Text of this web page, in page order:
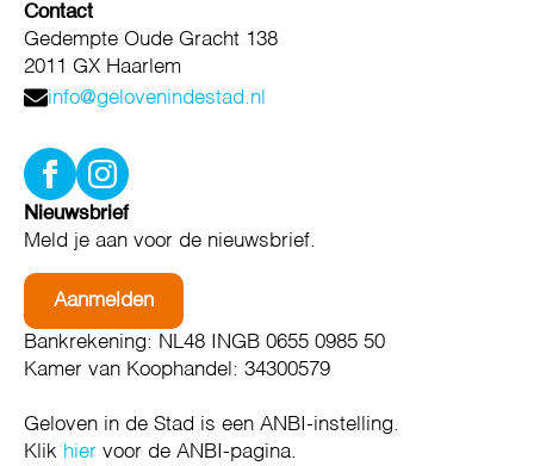
Contact
Gedempte Oude Gracht 138
2011 GX Haarlem
info@gelovenindestad.nl
Nieuwsbrief
Meld je aan voor de nieuwsbrief.
Aanmelden
Bankrekening: NL48 INGB 0655 0985 50
Kamer van Koophandel: 34300579
Geloven in de Stad is een ANBI-instelling.
Klik hier voor de ANBI-pagina.